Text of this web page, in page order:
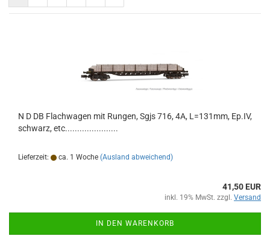
N D DB Flachwagen mit Rungen, Sgjs 716, 4A, L=131mm, Ep.IV,
schwarz, etc......................
Lieferzeit: ca. 1 Woche (Ausland abweichend)
41,50 EUR
inkl. 19% MwSt. zzgl. Versand
IN DEN WARENKORB